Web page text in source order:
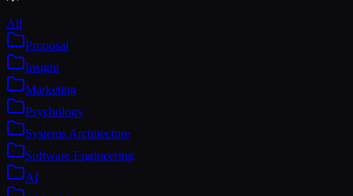
All
Proposal
Insight
Marketing
Psychology
Systems Architecture
Software Engineering
AI